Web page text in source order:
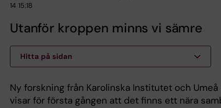
14 15:18
Utanför kroppen minns vi sämre
Hitta på sidan
Ny forskning från Karolinska Institutet och
visar för första gången att det finns ett nära